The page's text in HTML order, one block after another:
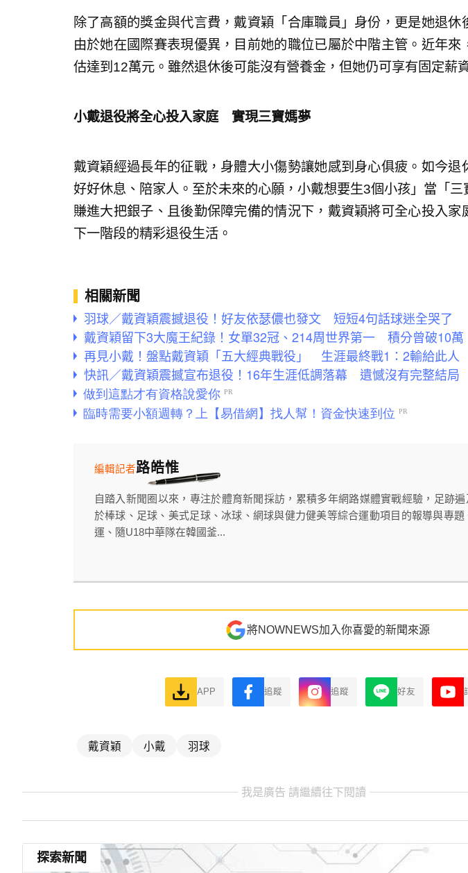
除了高額的獎金與代言費，戴資穎「合庫職員」身份，更是她退休
由於她在國際賽表現優異，目前她的職位已屬於中階主管。近年來
估達到12萬元。雖然退休後可能沒有營養金，但她仍可享有固定薪
小戴退役將全心投入家庭 實現三寶媽夢
戴資穎經過長年的征戰，身體大小傷勢讓她感到身心俱疲。如今退
好好休息、陪家人。至於未來的心願，小戴想要生3個小孩」當「三
賺進大把銀子、且後勤保障完備的情況下，戴資穎將可全心投入家
下一階段的精彩退役生活。
相關新聞
羽球／戴資穎震撼退役！好友依瑟儂也發文 短短4句話球迷全哭了
戴資穎留下3大魔王紀錄！女單32冠、214周世界第一 積分曾破10萬
再見小戴！盤點戴資穎「五大經典戰役」 生涯最終戰1：2輸給此人
快訊／戴資穎震撼宣布退役！16年生涯低調落幕 遺憾沒有完整結局
路皓惟
編輯記者
自踏入新聞圈以來，專注於體育新聞採訪，累積多年網路媒體實戰經驗，足跡
於棒球、足球、美式足球、冰球、網球與健力健美等綜合運動項目的報導與專題
運、隨U18中華隊在韓國釜...
將NOWNEWS加入你喜愛的新聞來源
APP 追蹤 追蹤 好友
戴資穎 小戴 羽球
我是廣告 請繼續往下閱讀
探索新聞